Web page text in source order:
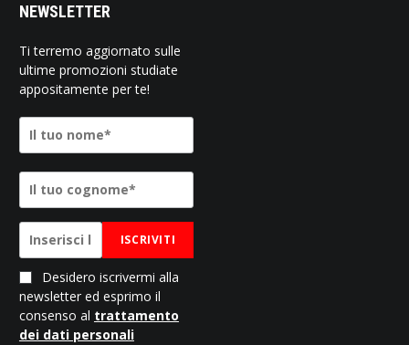
NEWSLETTER
Ti terremo aggiornato sulle
ultime promozioni studiate
appositamente per te!
ISCRIVITI
Desidero iscrivermi alla
newsletter ed esprimo il
consenso al trattamento
dei dati personali